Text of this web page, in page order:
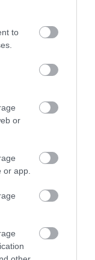
to
or
app.
ηλικίας
ακόμη κι
όπως